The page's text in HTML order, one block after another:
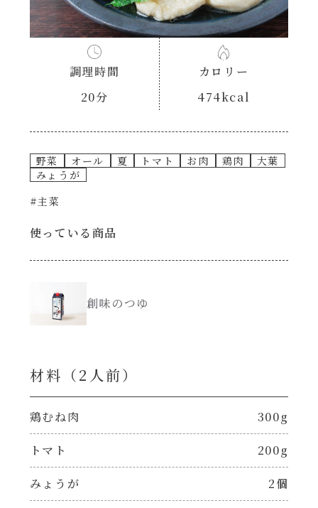
お祝い
おつまみ/おやつ
サラダ
本気中華
鍋
シャンタン粉末（シャンタンチーズニングを
含む）
あえるハコネーゼたらこクリーム
シャンタンシリーズ
シャンタン粉末
創味のつゆ
創味のつゆあまくち
京の和風だし
白だし
そうめんつゆ
焼肉のたれ 初代
調理時間
20分
カロリー
474kcal
野菜 オール 夏 トマト お肉 鶏肉
大葉
みょうが
#主菜
使っている商品
創味のつゆ
材料（2⼈前）
鶏むね肉 300g
トマト 200g
みょうが 2個